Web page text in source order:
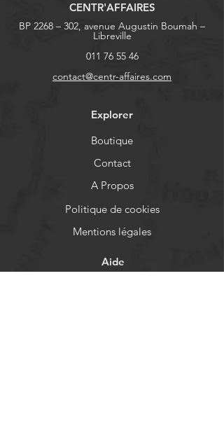
CENTR'AFFAIRES
BP 2268 – 302, avenue Augustin Boumah –
Libreville
011 76 55 46
contact@centr-affaires.com
Explorer
Boutique
Contact
A Propos
Politique de cookies
Mentions légales
Aide